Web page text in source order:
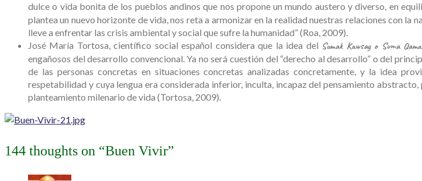
dulce o vida bonita de los pueblos andinos que nos propone un mundo austero y diverso, en
plantea un nuevo horizonte de vida, nos reta a armonizar en la realidad nuestras relaciones con
lleve a enfrentar las crisis ambiental y social que sufre la humanidad” (Roa, 2009).
José María Tortosa, científico social español considera que la idea del Sumak Kawsay o Suma
engañosos del desarrollo convencional. Ya no será cuestión del “derecho al desarrollo” o del
de las personas concretas en situaciones concretas analizadas concretamente, y la idea
respetabilidad y cuya lengua era considerada inferior, inculta, incapaz del pensamiento
planteamiento milenario de vida (Tortosa, 2009).
144 thoughts on “Buen Vivir”